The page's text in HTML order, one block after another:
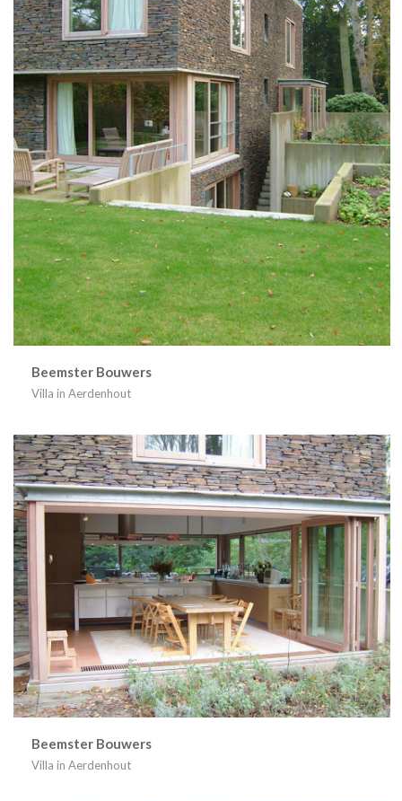
Beemster Bouwers
Villa in Aerdenhout
Beemster Bouwers
Villa in Aerdenhout